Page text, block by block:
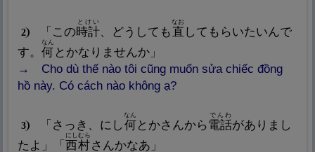
2 「この時計
とけい
、どうしても 直
なお
してもらいたいんで
す。 何
なん
とかなりませんか」
Cho dù thế nào tôi cũng muốn sửa chiếc đồng
hồ này. Có cách nào không ạ?
3 「さっき、にし 何
なん
とかさんから電話
でんわ
がありまし
たよ」「 西村
にしむら
さんかなあ」